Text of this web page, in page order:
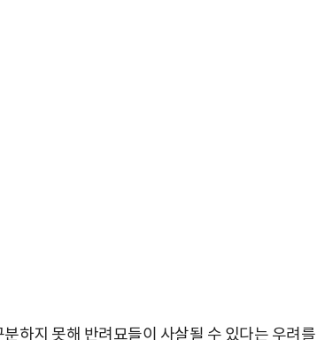
하지 못해 반려묘들이 사살될 수 있다는 우려를